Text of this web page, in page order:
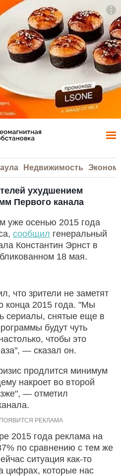
Недвижимость
ухудшением
Первого канала
уже осенью 2015 года
сообщил генеральный
Константин Эрнст в
18 мая.
что зрители не заметят
конца 2015 года. "Мы
сериалы, снятые еще в
будут чуть
чтобы это
— сказал он.
продлится минимум
накроет во второй
— отметил
2015 года реклама на
по сравнению с тем же
ситуация как-то
цифрах, которые нас